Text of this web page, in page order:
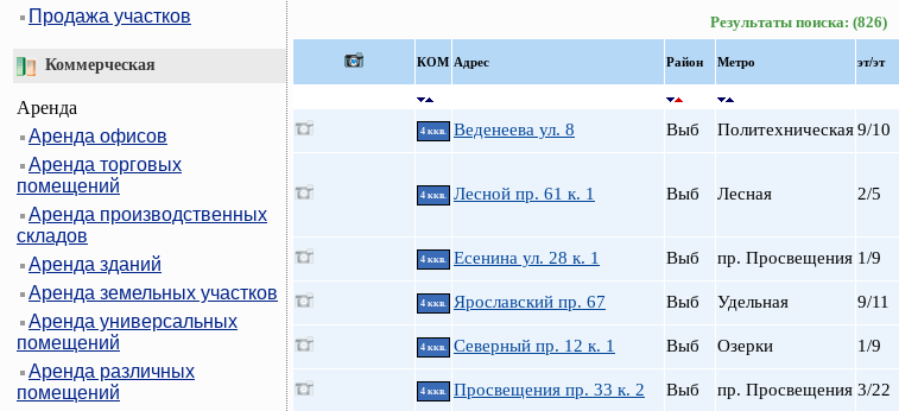
Продажа участков
Коммерческая
Аренда
Аренда офисов
Аренда торговых
помещений
Аренда производственных
складов
Аренда зданий
Аренда земельных участков
Аренда универсальных
помещений
Аренда различных
помещений
Петроградский
Приморский
Фрунзенский
Индивидуальный
Кирпично-Монолитный
Кирпичный
Коттедж
Немецкий
Реконструкция
Ст.Фонд Кап.Рем.
Старый фонд (СФ)
Хрущевка
Результаты поиска: (826)
КOМ Адрес Район Метро эт/эт
4 ккв. Веденеева ул. 8 Выб Политехническая9/10
4 ккв. Лесной пр. 61 к. 1 Выб Лесная 2/5
4 ккв. Есенина ул. 28 к. 1 Выб пр. Просвещения 1/9
4 ккв. Ярославский пр. 67 Выб Удельная 9/11
4 ккв. Северный пр. 12 к. 1 Выб Озерки 1/9
4 ккв. Просвещения пр. 33 к. 2 Выб пр. Просвещения 3/22